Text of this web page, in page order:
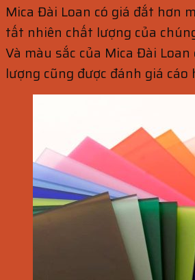
Mica Đài Loan có giá đắt hơn
tất nhiên chất lượng của
Và màu sắc của Mica Đài
lượng cũng được đánh giá cáo